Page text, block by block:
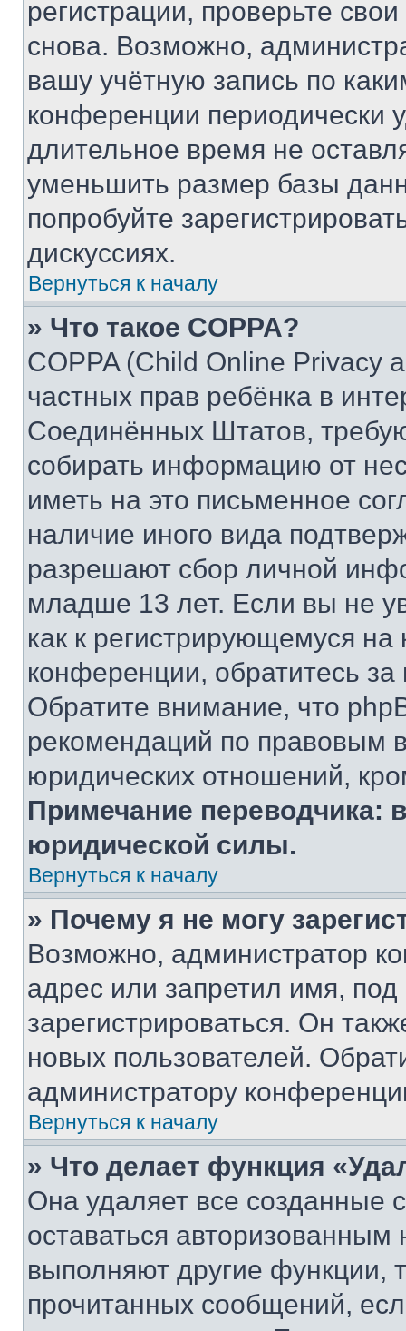
регистрации, проверьте
снова. Возможно,
вашу учётную запись по
конференции периодически
длительное время не
уменьшить размер базы
попробуйте
дискуссиях.
Вернуться к началу
» Что такое COPPA?
COPPA (Child Online Privacy
частных прав ребёнка в
Соединённых Штатов,
собирать информацию от
иметь на это письменное
наличие иного вида
разрешают сбор личной
младше 13 лет. Если вы не
как к регистрирующемуся
конференции, обратитесь
Обратите внимание, что
рекомендаций по правовым
юридических отношений,
Примечание переводчика:
юридической силы.
Вернуться к началу
» Почему я не могу
Возможно, администратор
адрес или запретил имя,
зарегистрироваться. Он
новых пользователей.
администратору
Вернуться к началу
» Что делает функция
Она удаляет все созданные
оставаться
выполняют другие функции,
прочитанных сообщений,